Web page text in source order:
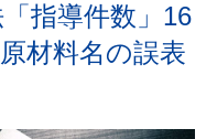
指導件数」16
材料名の誤表